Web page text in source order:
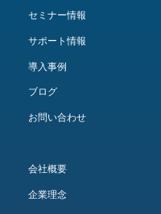
セミナー情報
サポート情報
導入事例
ブログ
お問い合わせ
会社概要
企業理念